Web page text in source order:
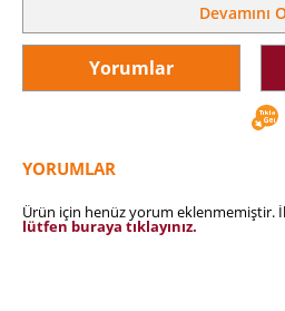
Devamını
Yorumlar
YORUMLAR
Ürün için henüz yorum eklenmemiştir.
lütfen buraya tıklayınız.